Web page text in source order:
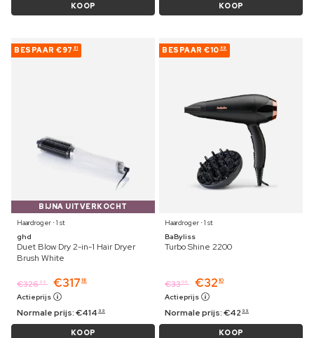
KOOP KOOP
BESPAAR €97 81
BIJNA UITVERKOCHT
Haardroger ⋅ 1 st
ghd
Duet Blow Dry 2-in-1 Hair Dryer
Brush White
€326 99 €317 18
Actieprijs
Normale prijs:€414 99
KOOP
BESPAAR €10 89
Haardroger ⋅ 1 st
BaByliss
Turbo Shine 2200
€3309 €32 10
Actieprijs
Normale prijs:€42 99
KOOP